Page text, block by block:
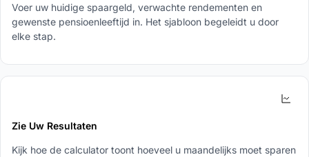
Voer uw huidige spaargeld, verwachte rendementen en
gewenste pensioenleeftijd in. Het sjabloon begeleidt u door
elke stap.
Zie Uw Resultaten
Kijk hoe de calculator toont hoeveel u maandelijks moet sparen